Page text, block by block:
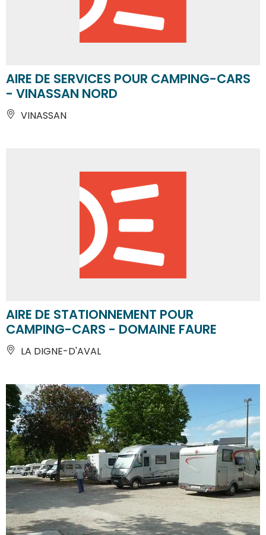
AIRE DE SERVICES POUR CAMPING-CARS
- VINASSAN NORD
VINASSAN
AIRE DE STATIONNEMENT POUR
CAMPING-CARS - DOMAINE FAURE
LA DIGNE-D'AVAL